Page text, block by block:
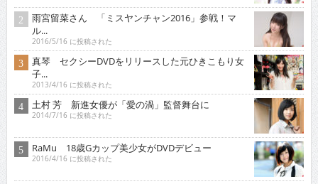
雨宮留菜さん 「ミスヤンチャン2016」参戦！マ
ル...
2016/5/16 に投稿された
真琴 セクシーDVDをリリースした元ひきこもり女
子...
2013/4/16 に投稿された
土村 芳 新進女優が「愛の渦」監督舞台に
2014/7/16 に投稿された
RaMu 18歳Gカップ美少女がDVDデビュー
2016/4/16 に投稿された